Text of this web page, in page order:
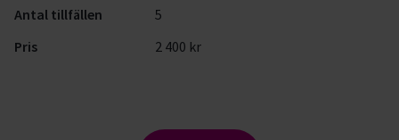
Antal tillfällen
5
Pris
2 400 kr